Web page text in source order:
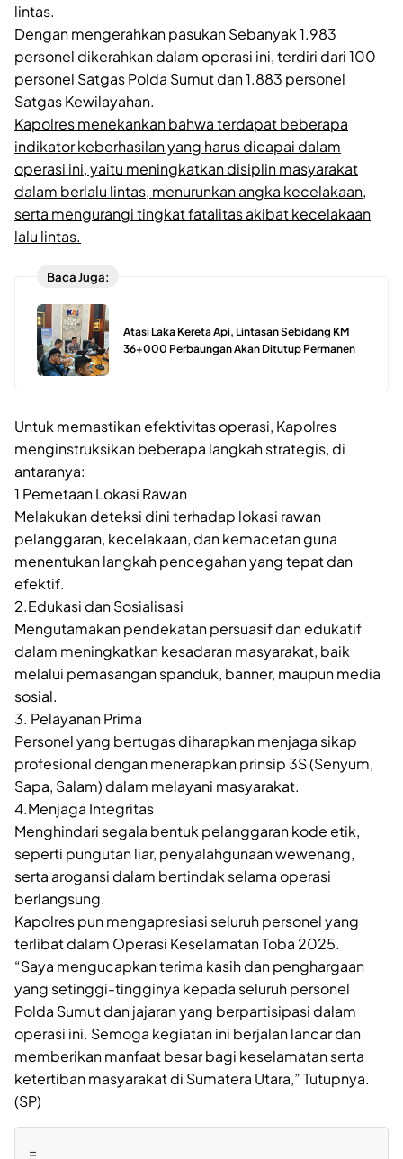
lintas.
Dengan mengerahkan pasukan Sebanyak 1.983
personel dikerahkan dalam operasi ini, terdiri dari 100
personel Satgas Polda Sumut dan 1.883 personel
Satgas Kewilayahan.
Kapolres menekankan bahwa terdapat beberapa
indikator keberhasilan yang harus dicapai dalam
operasi ini, yaitu meningkatkan disiplin masyarakat
dalam berlalu lintas, menurunkan angka kecelakaan,
serta mengurangi tingkat fatalitas akibat kecelakaan
lalu lintas.
Baca Juga:
Atasi Laka Kereta Api, Lintasan Sebidang KM
36+000 Perbaungan Akan Ditutup Permanen
Untuk memastikan efektivitas operasi, Kapolres
menginstruksikan beberapa langkah strategis, di
antaranya:
1 Pemetaan Lokasi Rawan
Melakukan deteksi dini terhadap lokasi rawan
pelanggaran, kecelakaan, dan kemacetan guna
menentukan langkah pencegahan yang tepat dan
efektif.
2.Edukasi dan Sosialisasi
Mengutamakan pendekatan persuasif dan edukatif
dalam meningkatkan kesadaran masyarakat, baik
melalui pemasangan spanduk, banner, maupun media
sosial.
3. Pelayanan Prima
Personel yang bertugas diharapkan menjaga sikap
profesional dengan menerapkan prinsip 3S (Senyum,
Sapa, Salam) dalam melayani masyarakat.
4.Menjaga Integritas
Menghindari segala bentuk pelanggaran kode etik,
seperti pungutan liar, penyalahgunaan wewenang,
serta arogansi dalam bertindak selama operasi
berlangsung.
Kapolres pun mengapresiasi seluruh personel yang
terlibat dalam Operasi Keselamatan Toba 2025.
“Saya mengucapkan terima kasih dan penghargaan
yang setinggi-tingginya kepada seluruh personel
Polda Sumut dan jajaran yang berpartisipasi dalam
operasi ini. Semoga kegiatan ini berjalan lancar dan
memberikan manfaat besar bagi keselamatan serta
ketertiban masyarakat di Sumatera Utara,” Tutupnya.
(SP)
=